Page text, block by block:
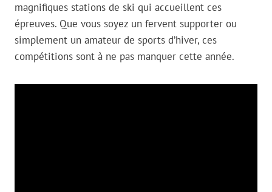
magnifiques stations de ski qui accueillent ces
épreuves. Que vous soyez un fervent supporter ou
simplement un amateur de sports d’hiver, ces
compétitions sont à ne pas manquer cette année.